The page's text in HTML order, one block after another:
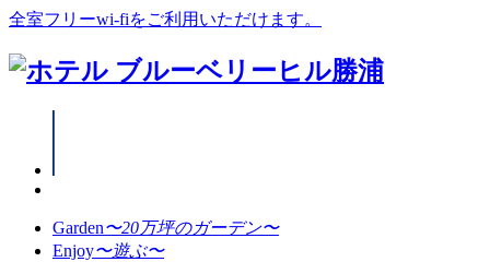
全室フリーwi-fiをご利用いただけます。
Garden〜20万坪のガーデン〜
Enjoy〜遊ぶ〜